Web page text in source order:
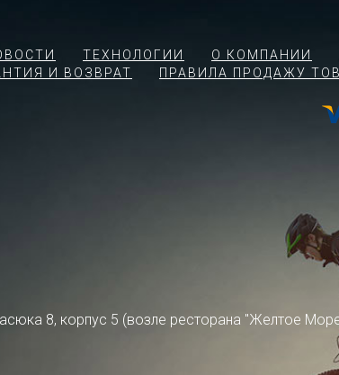
ТЕХНОЛОГИИ О КОМПАНИИ
И ВОЗВРАТ ПРАВИЛА ПРОДАЖУ
8, корпус 5 (возле ресторана "Желтое